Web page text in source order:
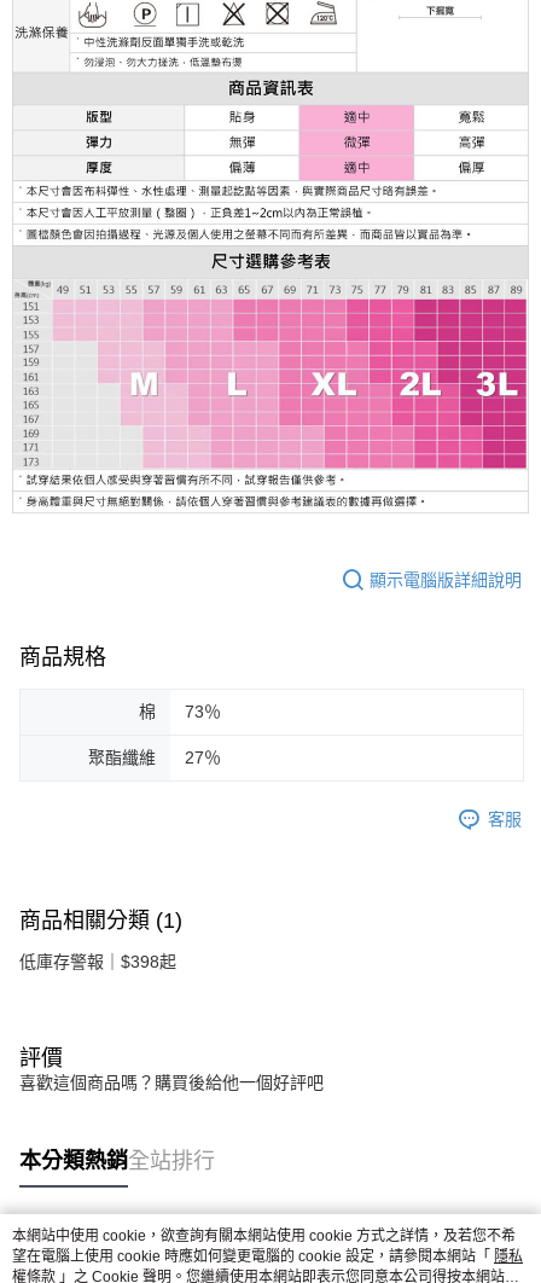
顯示電腦版詳細說明
商品規格
棉 73％
聚酯纖維 27％
客服
商品相關分類 (1)
低庫存警報｜$398起
評價
喜歡這個商品嗎？購買後給他一個好評吧
本分類熱銷全站排行
熱門標籤
本網站中使用 cookie，欲查詢有關本網站使用 cookie 方式之詳情，及若您不希
望在電腦上使用 cookie 時應如何變更電腦的 cookie 設定，請參閱本網站「 隱私
權條款 」之 Cookie 聲明。您繼續使用本網站即表示您同意本公司得按本網站使